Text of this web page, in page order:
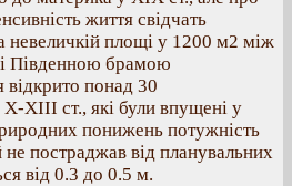
життя свідчать
невеличкій площі у 1200 м2 між
Південною брамою
понад 30
ХІІІ ст., які були впущені у
понижень потужність
постраджав від планувальних
від 0.3 до 0.5 м.